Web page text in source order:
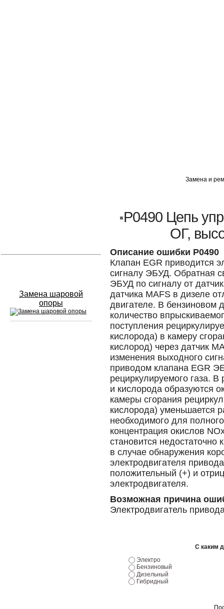
Замена шаровой
опоры
Замена и
P0490 Цепь
ОГ,
Описание ошибки P0490
Клапан EGR приводится
сигналу ЭБУД. Обратная
ЭБУД по сигналу от
датчика MAFS в дизеле
двигателе. В бензиновом
количество
поступления
кислорода) в камеру
кислород) через датчик
изменения выходного
приводом клапана EGR
рециркулируемого газа. В
и кислорода образуются
камеры сгорания
кислорода) уменьшается
необходимого для
концентрация окислов
становится недостаточно
в случае обнаружения
электродвигателя
положительный (+) и
электродвигателя.
Возможная причина
Электродвигатель
С каким
Электро
Бензиновый
Дизельный
Гибридный